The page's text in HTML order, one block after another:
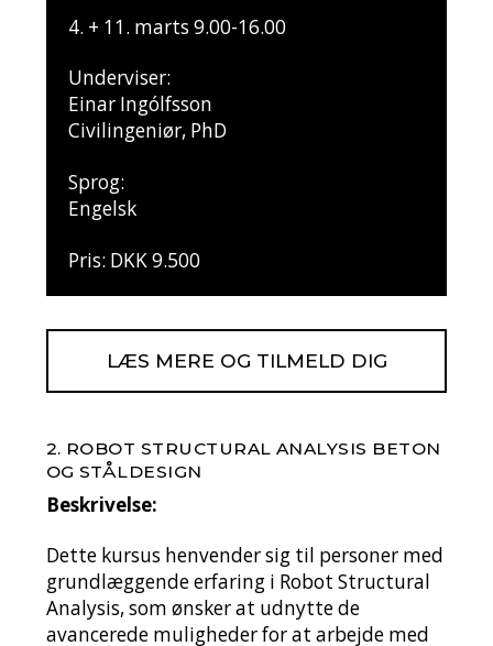
4. + 11. marts 9.00-16.00
Underviser:
Einar Ingólfsson
Civilingeniør, PhD
Sprog:
Engelsk
Pris: DKK 9.500
LÆS MERE OG TILMELD DIG
2. ROBOT STRUCTURAL ANALYSIS BETON
OG STÅLDESIGN
Beskrivelse:
Dette kursus henvender sig til personer med
grundlæggende erfaring i Robot Structural
Analysis, som ønsker at udnytte de
avancerede muligheder for at arbejde med